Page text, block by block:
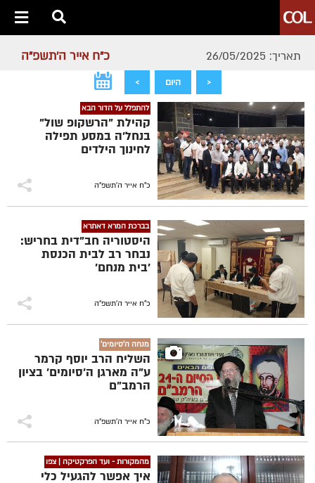
תאריך: 26/05/2025 כ"ח אייר ה׳תשפ״ה
< היום >
להתפלל על הדור הבא
קהילת "הרשקופ שול"
בנחל'ה במסע תפילה
לחינוך הילדים
כ"ח אייר ה׳תשפ״ה
בברכת המרא דאתרא
היסטוריה חב"דית בחריש:
נבחר רב לבית הכנסת
'בית מנחם'
כ"ח אייר ה׳תשפ״ה
מנחה ה'סיומים'
השליח הרב יוסף קרמר
ע"ה מארגן ה'סיומים' בציון
הרמב"ם
כ"ח אייר ה׳תשפ״ה
מהמקורות - ועד הפרקטיקה | צפו
איך אפשר להגעיל כלי